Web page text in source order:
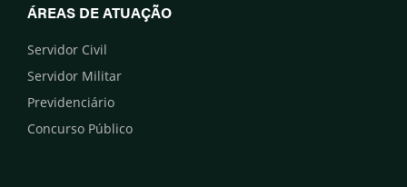
ÁREAS DE ATUAÇÃO
Servidor Civil
Servidor Militar
Previdenciário
Concurso Público